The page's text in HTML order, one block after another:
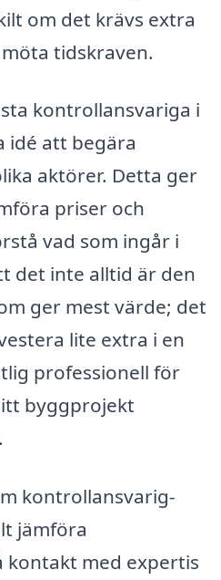
om det krävs extra
tidskraven.
kontrollansvariga i
idé att begära
aktörer. Detta ger
priser och
vad som ingår i
det inte alltid är den
ger mest värde; det
lite extra i en
professionell för
byggprojekt
kontrollansvarig-
jämföra
kontakt med expertis